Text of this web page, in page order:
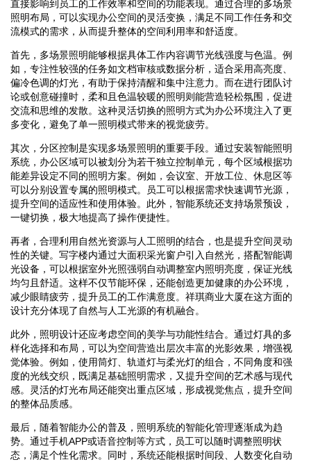
直接影响到员工的工作效率和空间的功能表现。通过合理的多场景
照明布局，可以实现办公空间的灵活变换，满足不同工作任务和交
流模式的需求，从而提升整体的空间利用率和舒适度。
首先，多场景照明能够根据具体工作内容调节光线强度与色温。例
如，专注性较强的任务如文档审核或数据分析，适合采用高亮度、
偏冷色调的灯光，有助于保持清醒和集中注意力。而在进行团队讨
论或创意碰撞时，柔和且色温较暖的照明则能营造轻松氛围，促进
交流和思维的发散。这种灵活切换的照明方式为办公环境注入了更
多变化，避免了单一照明模式带来的视觉疲劳。
其次，分区控制是实现多场景照明的重要手段。通过安装智能照明
系统，办公区域可以被划分为若干独立控制单元，每个区域根据功
能差异设定不同的照明方案。例如，会议室、开放工位、休息区等
可以分别设置专属的照明模式。员工可以根据需求快速调节光源，
提升空间的适应性和使用体验。此外，智能系统还支持场景预设，
一键切换，极大地提高了操作便捷性。
再者，合理利用自然光资源与人工照明的结合，也是提升空间灵动
性的关键。写字楼内通过大面积采光窗户引入自然光，搭配智能调
光设备，可以根据室外光照强弱自动调整室内照明亮度，保证光线
均匀且舒适。这样不仅节能环保，还能创造更加健康的办公环境，
减少眼睛疲劳，提升员工的工作满意度。祥琪商业大厦在这方面的
设计充分体现了自然与人工光源的有机融合。
此外，照明设计还应考虑空间的美学与功能性结合。通过灯具的多
样化选择和布局，可以为空间营造出层次丰富的光影效果，增强视
觉体验。例如，使用筒灯、轨道灯与柔光灯的组合，不同角度和强
度的光线交织，既满足基础照明需求，又提升空间的艺术感与现代
感。灵活的灯光布局还能突出重点区域，形成视觉焦点，提升空间
的整体品质感。
最后，随着智能办公的普及，照明系统的智能化管理逐渐成为趋
势。通过手机APP或语音控制等方式，员工可以随时调整照明状
态，满足个性化需求。同时，系统还能根据时间段、人数变化自动